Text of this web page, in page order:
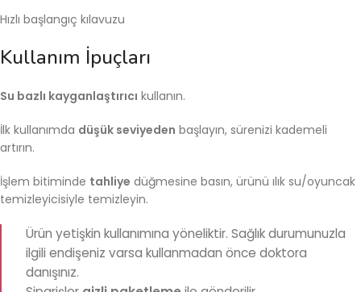
Hızlı başlangıç kılavuzu
Kullanım İpuçları
Su bazlı kayganlaştırıcı kullanın.
İlk kullanımda düşük seviyeden başlayın, sürenizi kademeli
artırın.
İşlem bitiminde tahliye düğmesine basın, ürünü ılık su/oyuncak
temizleyicisiyle temizleyin.
Ürün yetişkin kullanımına yöneliktir. Sağlık durumunuzla
ilgili endişeniz varsa kullanmadan önce doktora
danışınız.